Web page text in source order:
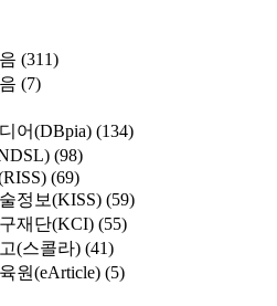
(311)
(7)
어(DBpia) (134)
(98)
(69)
정보(KISS) (59)
재단(KCI) (55)
(스콜라) (41)
원(eArticle) (5)